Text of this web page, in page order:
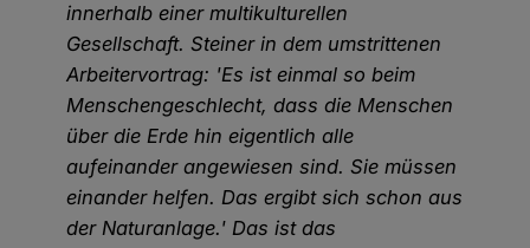
innerhalb einer multikulturellen
Gesellschaft. Steiner in dem umstrittenen
Arbeitervortrag: 'Es ist einmal so beim
Menschengeschlecht, dass die Menschen
über die Erde hin eigentlich alle
aufeinander angewiesen sind. Sie müssen
einander helfen. Das ergibt sich schon aus
der Naturanlage.' Das ist das